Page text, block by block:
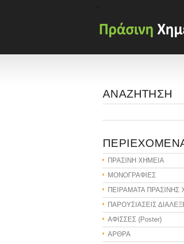
ΑΝΑΖΗΤΗΣΗ
ΠΡΑΣΙΝΗ ΧΗΜΕΙΑ
ΜΟΝΟΓΡΑΦΙΕΣ
ΠΕΙΡΑΜΑΤΑ ΠΡΑΣΙΝΗΣ
ΠΑΡΟΥΣΙΑΣΕΙΣ
ΑΦΙΣΣΕΣ (Poster)
ΑΡΘΡΑ